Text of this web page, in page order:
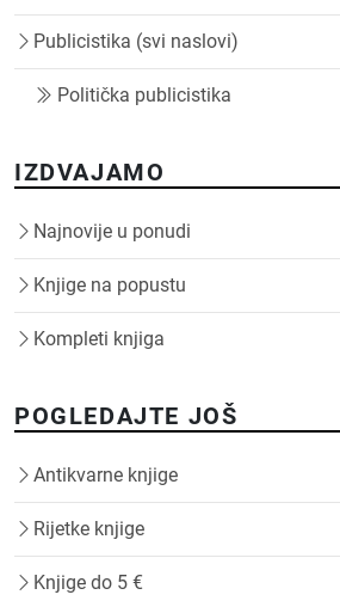
Publicistika (svi naslovi)
Politička publicistika
IZDVAJAMO
Najnovije u ponudi
Knjige na popustu
Kompleti knjiga
POGLEDAJTE JOŠ
Antikvarne knjige
Rijetke knjige
Knjige do 5 €